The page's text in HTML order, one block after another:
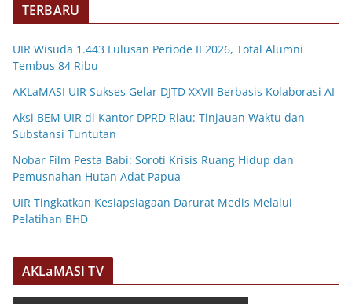
TERBARU
UIR Wisuda 1.443 Lulusan Periode II 2026, Total Alumni
Tembus 84 Ribu
AKLaMASI UIR Sukses Gelar DJTD XXVII Berbasis Kolaborasi AI
Aksi BEM UIR di Kantor DPRD Riau: Tinjauan Waktu dan
Substansi Tuntutan
Nobar Film Pesta Babi: Soroti Krisis Ruang Hidup dan
Pemusnahan Hutan Adat Papua
UIR Tingkatkan Kesiapsiagaan Darurat Medis Melalui
Pelatihan BHD
AKLaMASI TV